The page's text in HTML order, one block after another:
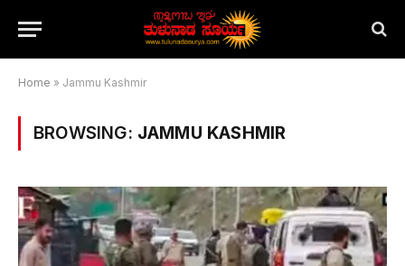
Home » Jammu Kashmir
BROWSING: JAMMU KASHMIR